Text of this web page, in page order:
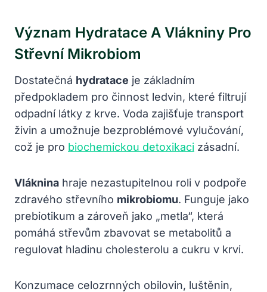
Význam Hydratace A Vlákniny Pro
Střevní Mikrobiom
Dostatečná hydratace je základním
předpokladem pro činnost ledvin, které filtrují
odpadní látky z krve. Voda zajišťuje transport
živin a umožnuje bezproblémové vylučování,
což je pro biochemickou detoxikaci zásadní.
Vláknina hraje nezastupitelnou roli v podpoře
zdravého střevního mikrobiomu. Funguje jako
prebiotikum a zároveň jako „metla“, která
pomáhá střevům zbavovat se metabolitů a
regulovat hladinu cholesterolu a cukru v krvi.
Konzumace celozrnných obilovin, luštěnin,